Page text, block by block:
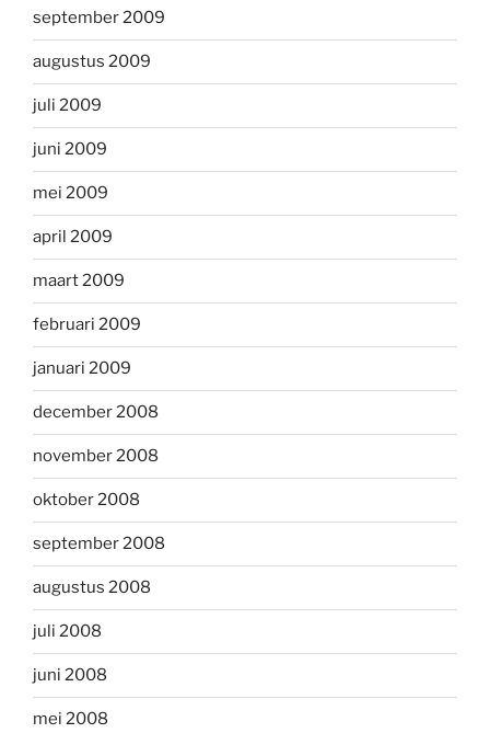
september 2009
augustus 2009
juli 2009
juni 2009
mei 2009
april 2009
maart 2009
februari 2009
januari 2009
december 2008
november 2008
oktober 2008
september 2008
augustus 2008
juli 2008
juni 2008
mei 2008